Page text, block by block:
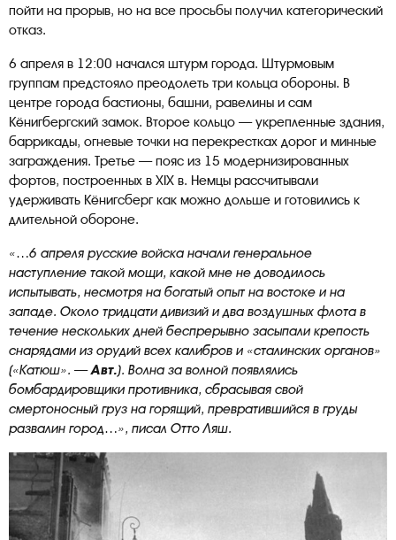
пойти на прорыв, но на все просьбы получил категорический
отказ.
6 апреля в 12:00 начался штурм города. Штурмовым
группам предстояло преодолеть три кольца обороны. В
центре города бастионы, башни, равелины и сам
Кёнигбергский замок. Второе кольцо — укрепленные здания,
баррикады, огневые точки на перекрестках дорог и минные
заграждения. Третье — пояс из 15 модернизированных
фортов, построенных в XIX в. Немцы рассчитывали
удерживать Кёнигсберг как можно дольше и готовились к
длительной обороне.
«…6 апреля русские войска начали генеральное
наступление такой мощи, какой мне не доводилось
испытывать, несмотря на богатый опыт на востоке и на
западе. Около тридцати дивизий и два воздушных флота в
течение нескольких дней беспрерывно засыпали крепость
снарядами из орудий всех калибров и «сталинских органов»
(«Катюш». —Авт.). Волна за волной появлялись
бомбардировщики противника, сбрасывая свой
смертоносный груз на горящий, превратившийся в груды
развалин город…», писал Отто Ляш.